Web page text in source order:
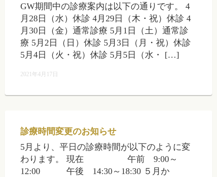
GW期間中の診療案内は以下の通りです。 4
月28日（水）休診 4月29日（木・祝）休診 4
月30日（金）通常診療 5月1日（土）通常診
療 5月2日（日）休診 5月3日（月・祝）休診
5月4日（火・祝）休診 5月5日（水・ […]
2021年4月17日
診療時間変更のお知らせ
5月より、平日の診療時間が以下のように変
わります。 現在 午前 9:00～
12:00 午後 14:30～18:30 ５月か